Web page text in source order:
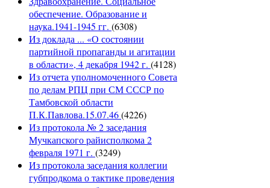
обеспечение. Образование и
наука.1941-1945 гг. (6308)
Из доклада ... «О состоянии
партийной пропаганды и агитации
в области», 4 декабря 1942 г. (4128)
Из отчета уполномоченного Совета
по делам РПЦ при СМ СССР по
Тамбовской области
П.К.Павлова.15.07.46(4226)
Из протокола № 2 заседания
Мучкапского райисполкома 2
февраля 1971 г. (3249)
Из протокола заседания коллегии
губпродкома о тактике проведения